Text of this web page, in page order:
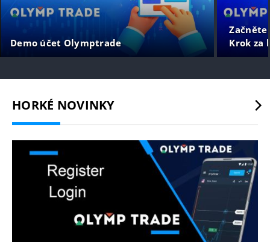
Demo účet Olymptrade
Krok za
HORKÉ NOVINKY